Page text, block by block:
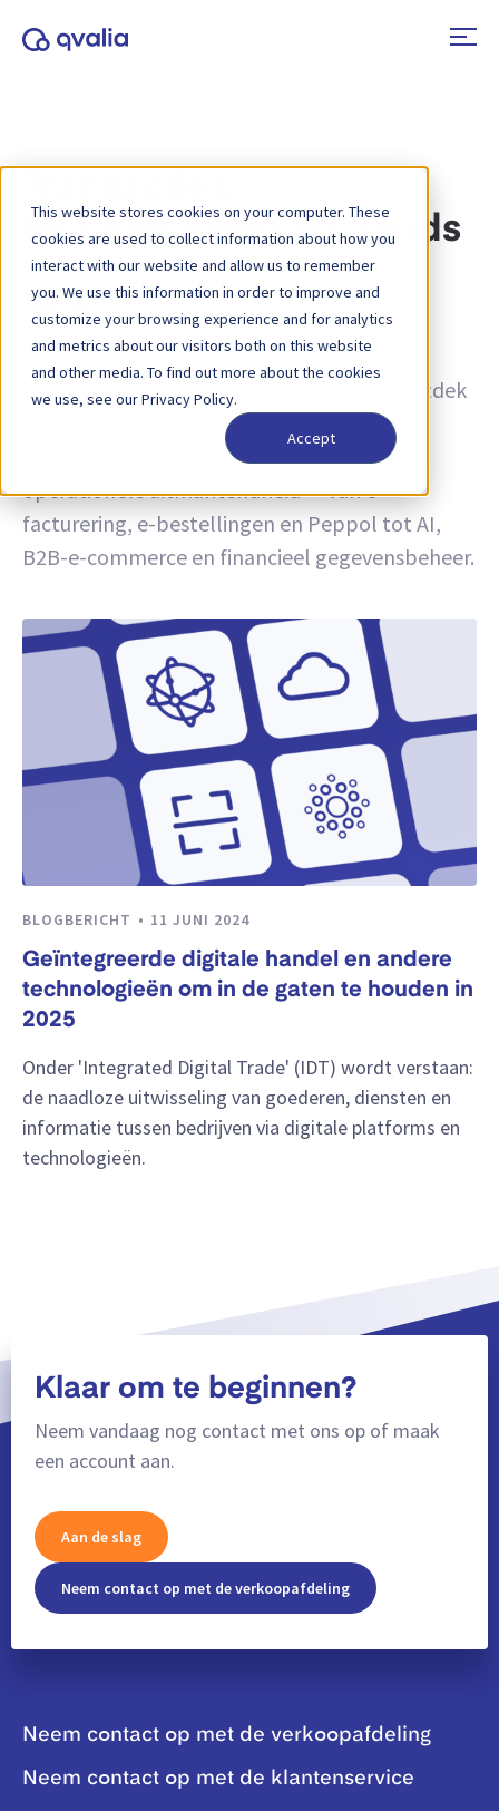
This website stores cookies on your computer. These
cookies are used to collect information about how you
interact with our website and allow us to remember
you. We use this information in order to improve and
customize your browsing experience and for analytics
and metrics about our visitors both on this website
and other media. To find out more about the cookies
we use, see our Privacy Policy.
Accept
technologieën en trends
Tag:
Inzichten in transacties, technologieën en
trends, en nieuws over productupdates. Ontdek
hoe u processen kunt verbeteren en hoe u
transactiegegevens kunt inzetten voor
operationele uitmuntendheid — van e-
facturering, e-bestellingen en Peppol tot AI,
B2B-e-commerce en financieel gegevensbeheer.
BLOGBERICHT 11 JUNI 2024
Geïntegreerde digitale handel en andere
technologieën om in de gaten te houden in
2025
Onder 'Integrated Digital Trade' (IDT) wordt verstaan:
de naadloze uitwisseling van goederen, diensten en
informatie tussen bedrijven via digitale platforms en
technologieën.
Klaar om te beginnen?
Neem vandaag nog contact met ons op of maak
een account aan.
Aan de slag
Neem contact op met de verkoopafdeling
Neem contact op met de verkoopafdeling
Neem contact op met de klantenservice